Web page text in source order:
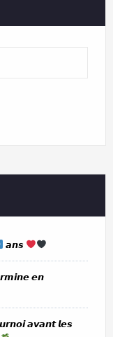
𝙖𝙣𝙨
𝙚𝙣
𝙖𝙫𝙖𝙣𝙩 𝙡𝙚𝙨